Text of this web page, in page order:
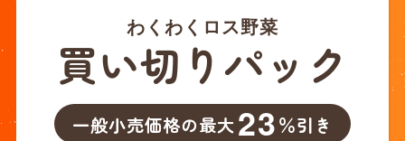
わくわくロス野菜
買い切りパック
一般小売価格の最大23％引き